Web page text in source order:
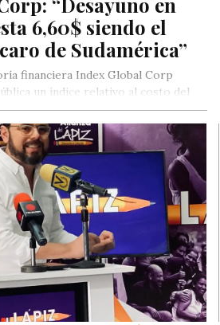
6,60$ siendo el
de Sudamérica”
financiera Index Global Corp
un índice relativo al costo del